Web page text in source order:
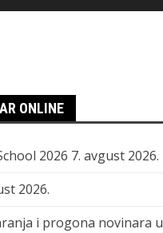
ONLINE
2026 7. avgust 2026.
2026.
i progona novinara u